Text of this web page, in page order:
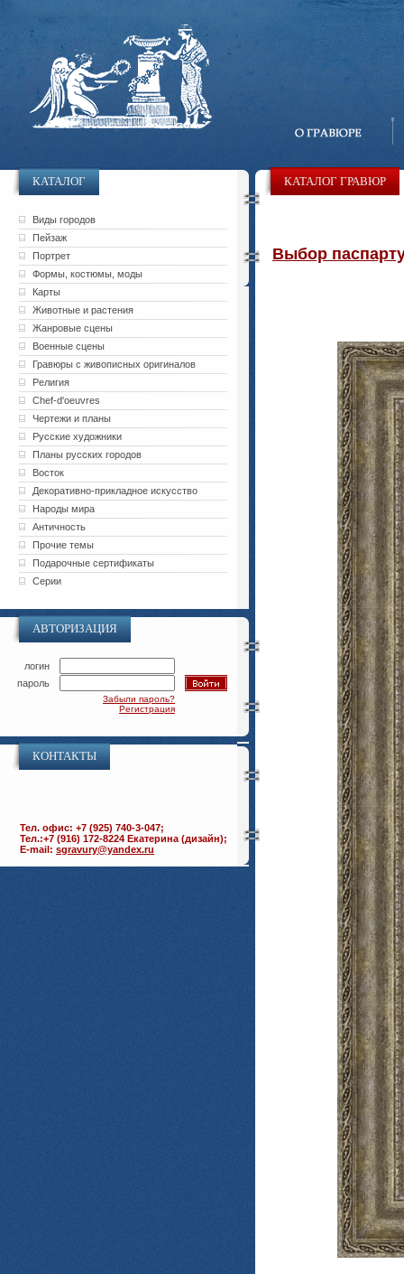
КАТАЛОГ
Виды городов
Пейзаж
Портрет
Формы, костюмы, моды
Карты
Животные и растения
Жанровые сцены
Военные сцены
Гравюры с живописных оригиналов
Религия
Chef-d'oeuvres
Чертежи и планы
Русские художники
Планы русских городов
Восток
Декоративно-прикладное искусство
Народы мира
Античность
Прочие темы
Подарочные сертификаты
Серии
АВТОРИЗАЦИЯ
логин
пароль
Забыли пароль?
Регистрация
КОНТАКТЫ
Тел. офис: +7 (925) 740-3-047;
Тел.:+7 (916) 172-8224 Екатерина (дизайн);
E-mail: sgravury@yandex.ru
КАТАЛОГ ГРАВЮР
Выбор